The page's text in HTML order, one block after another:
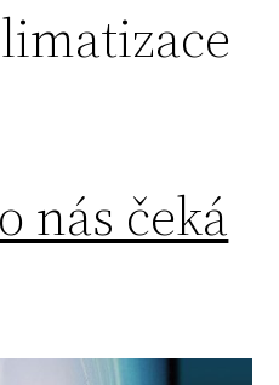
nás čeká